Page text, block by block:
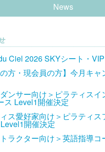
News
Ciel 2026 SKYシート・
の方・現会員の方】今月キ
ンサー向け＞ピラティス
ス Level1開催決定
ス愛好家向け＞ピラティ
開催決定
ラクター向け＞英語指導